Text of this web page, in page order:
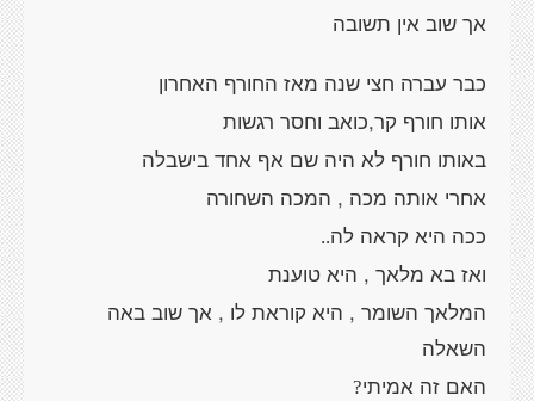
אך שוב אין תשובה
כבר עברה חצי שנה מאז החורף האחרון
אותו חורף קר,כואב וחסר רגשות
באותו חורף לא היה שם אף אחד בישבלה
אחרי אותה מכה , המכה השחורה
ככה היא קראה לה..
ואז בא מלאך , היא טוענת
המלאך השומר , היא קוראת לו , אך שוב באה
השאלה
האם זה אמיתי?